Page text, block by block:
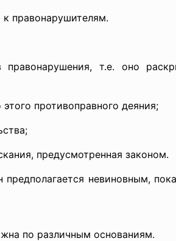
правонарушителям.
т.е. оно
противоправного деяния;
предусмотренная законом.
невиновным,
по различным основаниям.